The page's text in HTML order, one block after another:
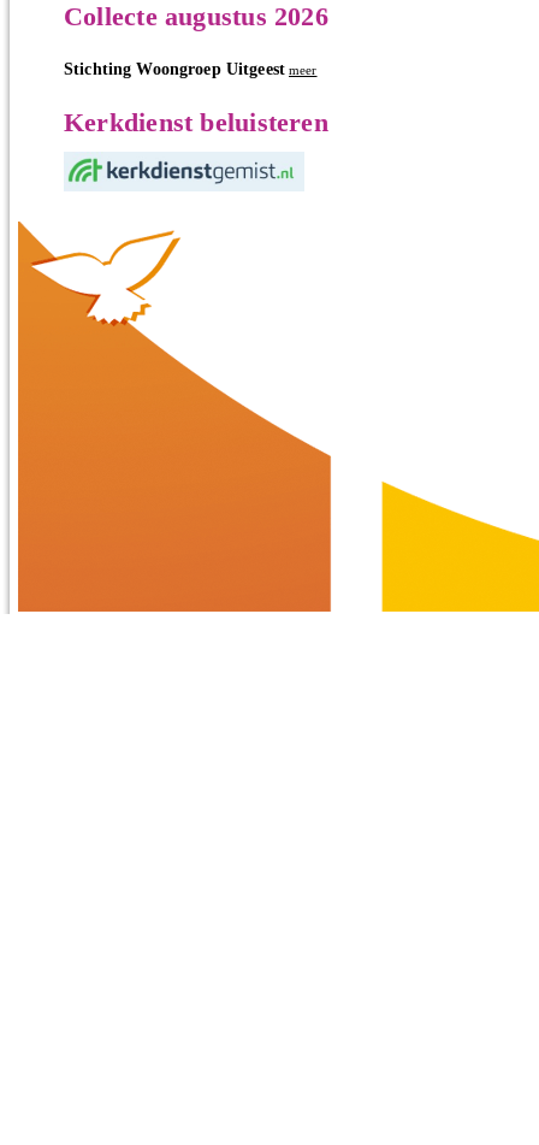
Collecte augustus 2026
Stichting Woongroep Uitgeest meer
Kerkdienst beluisteren